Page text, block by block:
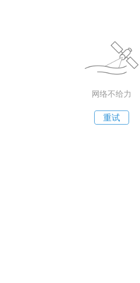
网络不给力
重试